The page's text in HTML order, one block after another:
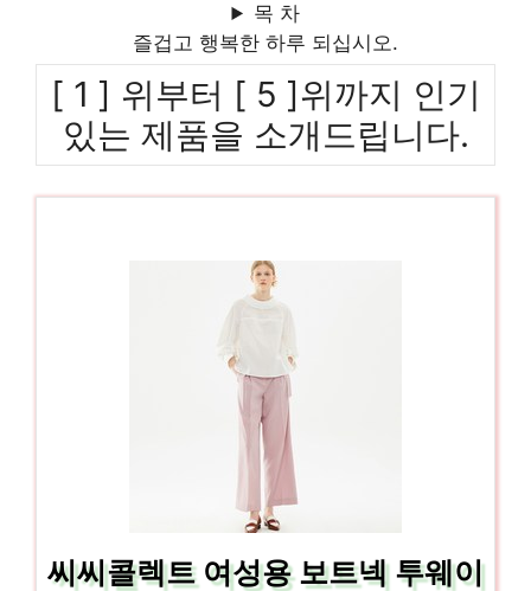
목 차
즐겁고 행복한 하루 되십시오.
[ 1 ] 위부터 [ 5 ]위까지 인기
있는 제품을 소개드립니다.
씨씨콜렉트 여성용 보트넥 투웨이